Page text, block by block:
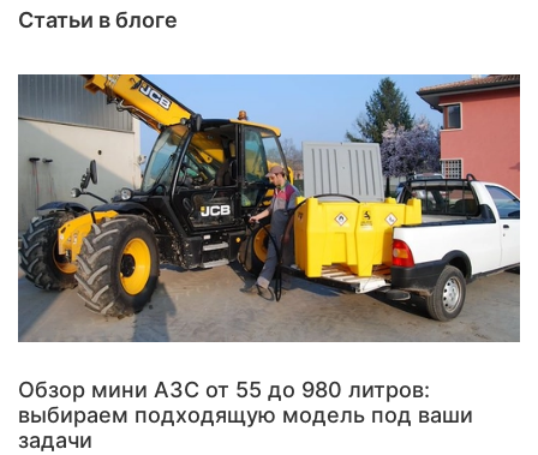
Статьи в блоге
Обзор мини АЗС от 55 до 980 литров:
выбираем подходящую модель под ваши
задачи